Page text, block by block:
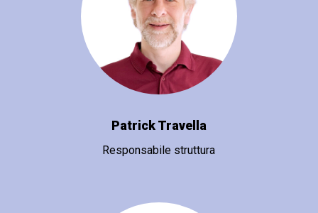
Patrick Travella
Responsabile struttura